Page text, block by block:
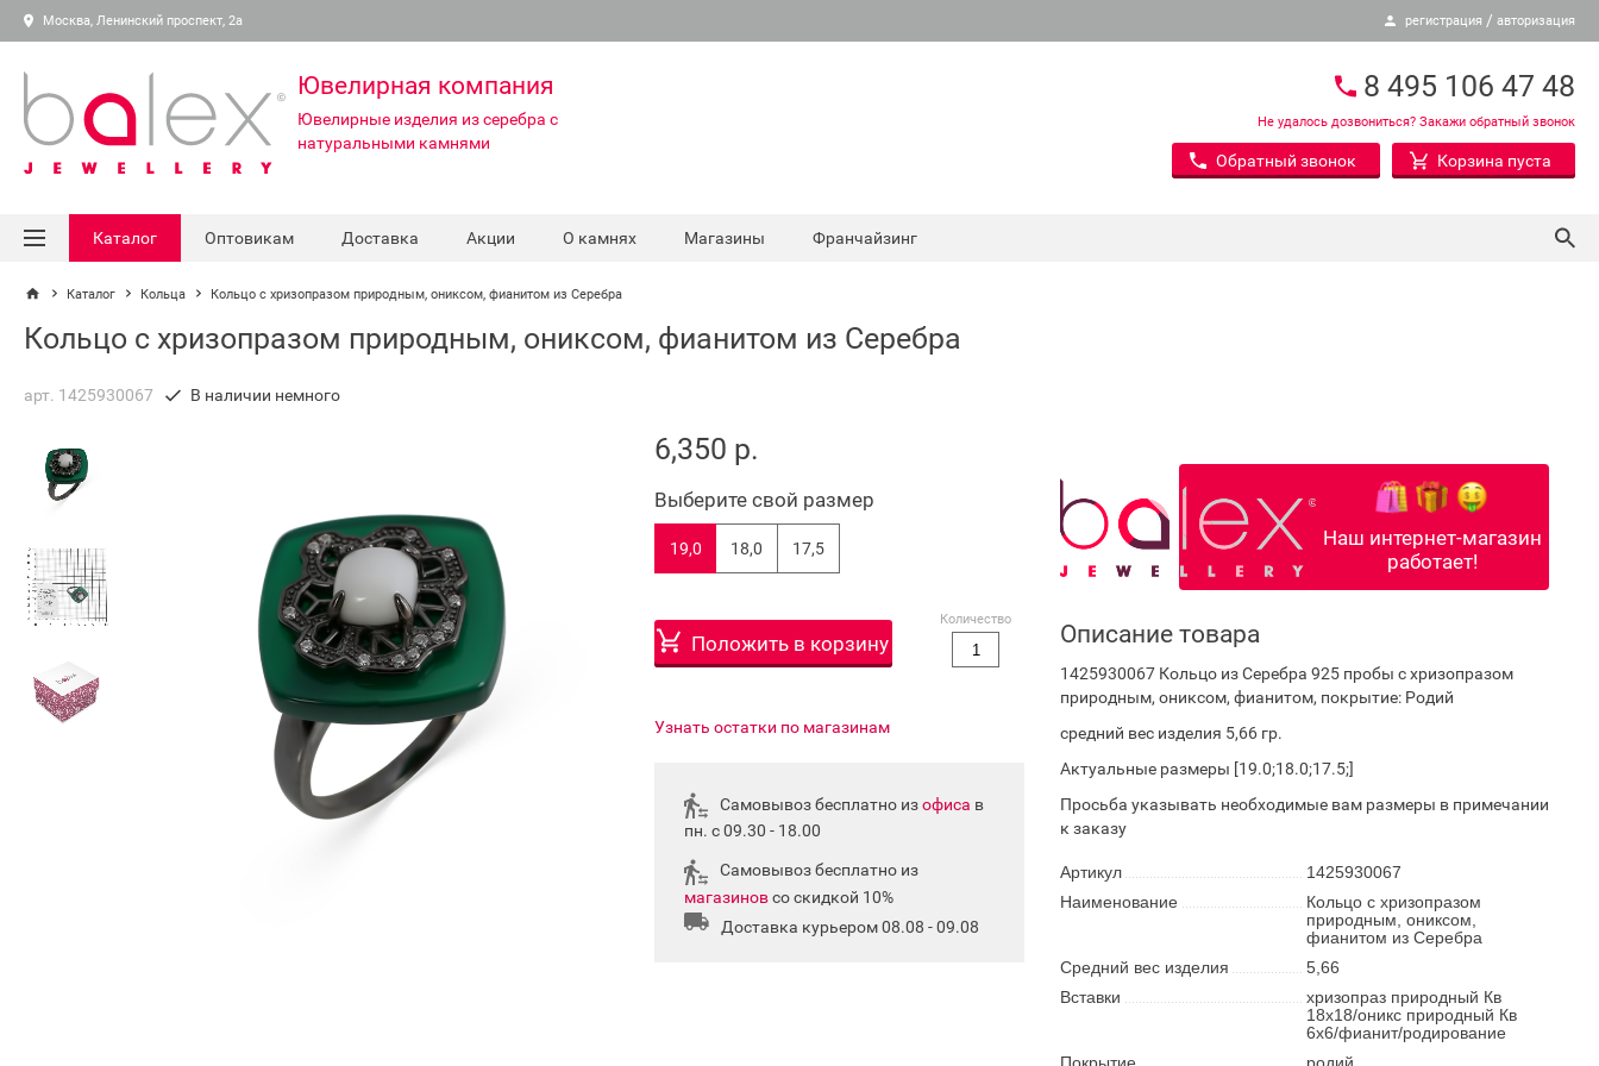
Москва, Ленинский проспект, 2а регистрация / авторизация
Ювелирная компания
Ювелирные изделия из серебра с
натуральными камнями
8 495 106 47 48
Не удалось дозвониться? Закажи обратный звонок
Обратный звонок Корзина пуста
Каталог Оптовикам Доставка Акции О камнях Магазины Франчайзинг
Каталог Кольца Кольцо с хризопразом природным, ониксом, фианитом из Серебра
Кольцо с хризопразом природным, ониксом, фианитом из Серебра
арт. 1425930067 В наличии немного
6,350 р.
Выберите свой размер
19,0 18,0 17,5
Положить в корзину
Количество
Узнать остатки по магазинам
Самовывоз бесплатно изофиса в
пн. с 09.30 - 18.00
Самовывоз бесплатно из
магазиновсо скидкой 10%
Доставка курьером 08.08 - 09.08
Наш интернет-магазин
работает!
Описание товара
1425930067 Кольцо из Серебра 925 пробы с хризопразом
природным, ониксом, фианитом, покрытие: Родий
средний вес изделия 5,66 гр.
Актуальные размеры [19.0;18.0;17.5;]
Просьба указывать необходимые вам размеры в примечании
к заказу
Артикул
1425930067
Наименование
Кольцо с хризопразом
природным, ониксом,
фианитом из Серебра
Средний вес изделия
5,66
Вставки
хризопраз природный Кв
18х18/оникс природный Кв
6х6/фианит/родирование
Покрытие
родий